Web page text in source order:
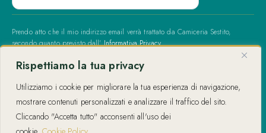
Rispettiamo la tua privacy
Utilizziamo i cookie per migliorare la tua esperienza di navigazione,
mostrare contenuti personalizzati e analizzare il traffico del sito.
Cliccando "Accetta tutto" acconsenti all'uso dei
Prendo atto che il mio indirizzo email verrà trattato da Camiceria Sestito,
secondo quanto previsto dall'Informativa Privacy.
Contatti
FAQ
COMPANY